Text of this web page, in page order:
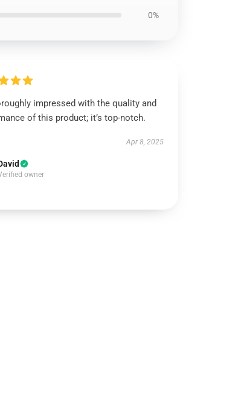
0%
impressed with the quality and
of this product; it’s top-notch.
Apr 8, 2025
owner